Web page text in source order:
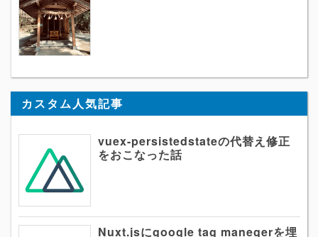
カスタム人気記事
vuex-persistedstateの代替え修正
をおこなった話
Nuxt.jsにgoogle tag manegerを埋